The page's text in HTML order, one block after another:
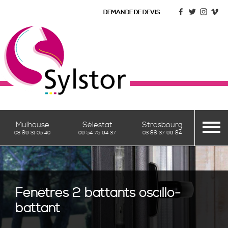
DEMANDE DE DEVIS
Mulhouse
03 89 31 05 40
Sélestat
09 54 75 94 37
Strasbourg
03 88 37 99 84
VÉRANDAS
Vérandas
PERGOLAS
& PERGOLOUNGE
Fenêtres 2 battants oscillo-
battant